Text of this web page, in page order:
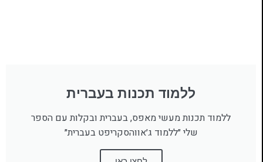
ללמוד תכנות בעברית
ללמוד תכנות מעשי מאפס, בעברית ובקלות עם הספר
שלי ״ללמוד ג׳אווהסקריפט בעברית״